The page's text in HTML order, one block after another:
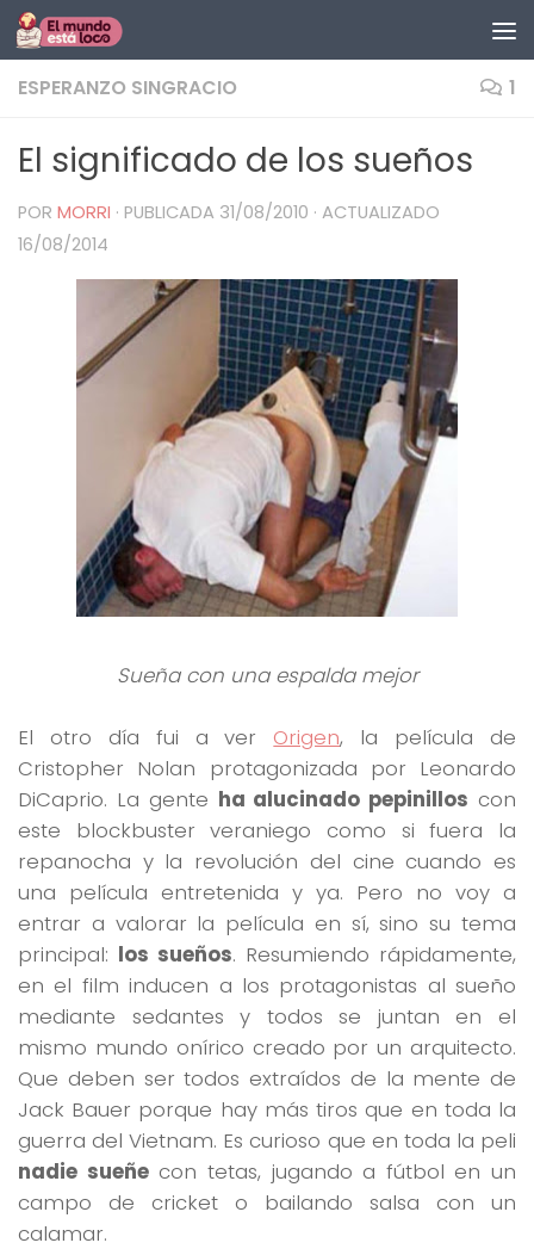
Saltar al contenido
ESPERANZO SINGRACIO 1
El significado de los sueños
POR MORRI · PUBLICADA 31/08/2010 · ACTUALIZADO
16/08/2014
Sueña con una espalda mejor
El otro día fui a ver Origen, la película de
Cristopher Nolan protagonizada por Leonardo
DiCaprio. La gente ha alucinado pepinillos con
este blockbuster veraniego como si fuera la
repanocha y la revolución del cine cuando es
una película entretenida y ya. Pero no voy a
entrar a valorar la película en sí, sino su tema
principal: los sueños. Resumiendo rápidamente,
en el film inducen a los protagonistas al sueño
mediante sedantes y todos se juntan en el
mismo mundo onírico creado por un arquitecto.
Que deben ser todos extraídos de la mente de
Jack Bauer porque hay más tiros que en toda la
guerra del Vietnam. Es curioso que en toda la peli
nadie sueñecon tetas, jugando a fútbol en un
campo de cricket o bailando salsa con un
calamar.